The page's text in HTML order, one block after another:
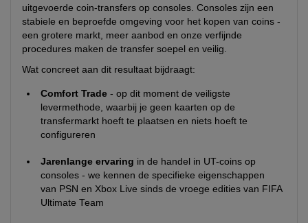
uitgevoerde coin-transfers op consoles. Consoles zijn een
stabiele en beproefde omgeving voor het kopen van coins -
een grotere markt, meer aanbod en onze verfijnde
procedures maken de transfer soepel en veilig.
Wat concreet aan dit resultaat bijdraagt:
Comfort Trade - op dit moment de veiligste
levermethode, waarbij je geen kaarten op de
transfermarkt hoeft te plaatsen en niets hoeft te
configureren
Jarenlange ervaring in de handel in UT-coins op
consoles - we kennen de specifieke eigenschappen
van PSN en Xbox Live sinds de vroege edities van FIFA
Ultimate Team